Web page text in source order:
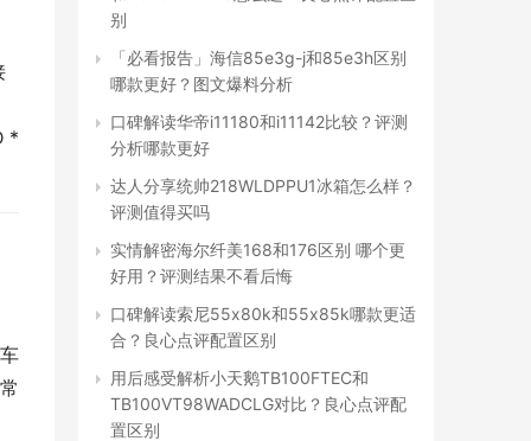
*
别
「必看报告」海信85e3g-j和85e3h区别
哪款更好？图文爆料分析
口碑解读华帝i11180和i11142比较？评测
分析哪款更好
达人分享统帅218WLDPPU1冰箱怎么样？
评测值得买吗
实情解密海尔纤美168和176区别 哪个更
好用？评测结果不看后悔
口碑解读索尼55x80k和55x85k哪款更适
合？良心点评配置区别
用后感受解析小天鹅TB100FTEC和
TB100VT98WADCLG对比？良心点评配
置区别